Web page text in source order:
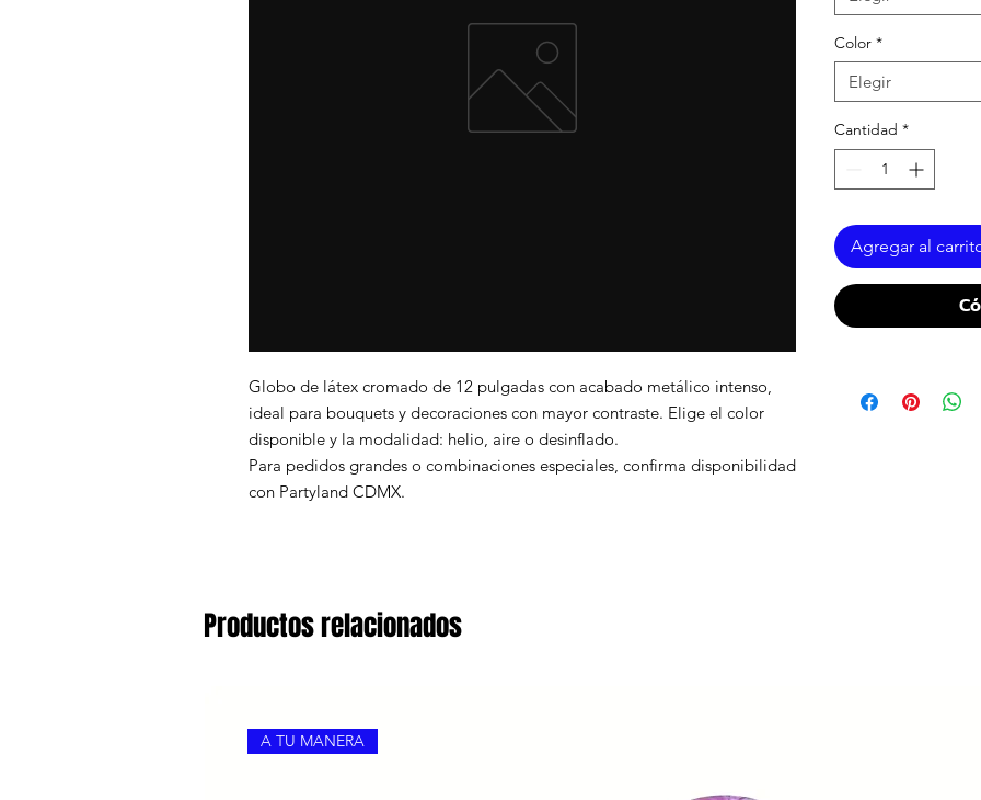
Globo de látex cromado de 12 pulgadas con acabado metálico intenso,
ideal para bouquets y decoraciones con mayor contraste. Elige el color
disponible y la modalidad: helio, aire o desinflado.
Para pedidos grandes o combinaciones especiales, confirma disponibilidad
con Partyland CDMX.
Color *
Elegir
Cantidad *
Agregar al
Productos relacionados
A TU MANERA